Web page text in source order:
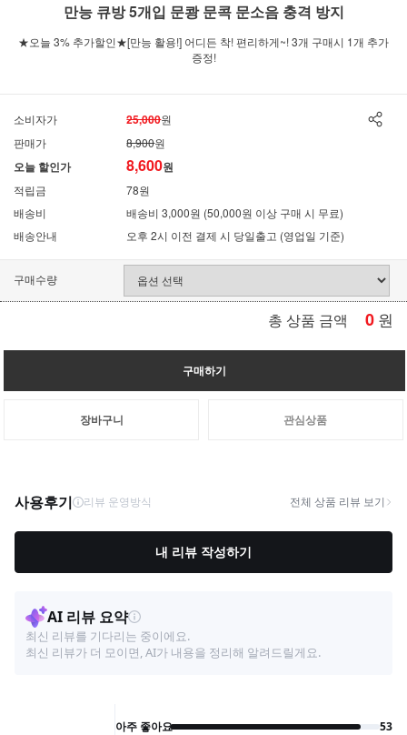
만능 큐방 5개입 문쾅 문콕 문소음 충격 방지
★오늘 3% 추가할인★[만능 활용!] 어디든 착! 편리하게~! 3개 구매시 1개 추가
증정!
소비자가 25,000원
판매가
8,900원
오늘 할인가 8,600원
적립금
78원
배송비
배송비 3,000원 (50,000원 이상 구매 시 무료)
배송안내
오후 2시 이전 결제 시 당일출고 (영업일 기준)
구매수량
총 상품 금액 0 원
구매하기
장바구니 관심상품